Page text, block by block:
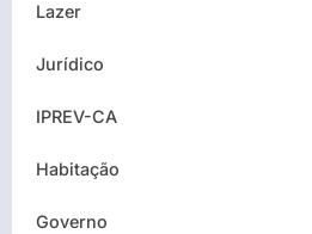
Lazer
Jurídico
IPREV-CA
Habitação
Governo